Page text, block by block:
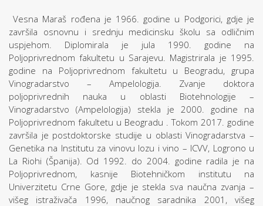
Vesna Maraš rođena je 1966. godine u Podgorici, gdje je
završila osnovnu i srednju medicinsku školu sa odličnim
uspjehom. Diplomirala je jula 1990. godine na
Poljoprivrednom fakultetu u Sarajevu. Magistrirala je 1995.
godine na Poljoprivrednom fakultetu u Beogradu, grupa
Vinogradarstvo – Ampelologija. Zvanje doktora
poljoprivrednih nauka u oblasti Biotehnologije –
Vinogradarstvo (Ampelologija) stekla je 2000. godine na
Poljoprivrednom fakultetu u Beogradu . Tokom 2017. godine
završila je postdoktorske studije u oblasti Vinogradarstva –
Genetika na Institutu za vinovu lozu i vino – ICVV, Logrono u
La Riohi (Španija). Od 1992. do 2004. godine radila je na
Poljoprivrednom, kasnije Biotehničkom institutu na
Univerzitetu Crne Gore, gdje je stekla sva naučna zvanja –
višeg istraživača 1996, naučnog saradnika 2001, višeg